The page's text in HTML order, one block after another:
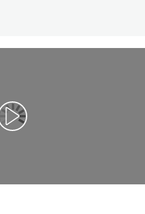
Reproduciraj videozapis